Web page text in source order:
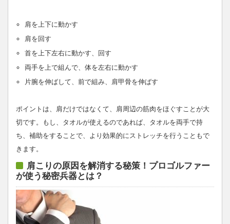
肩を上下に動かす
肩を回す
首を上下左右に動かす、回す
両手を上で組んで、体を左右に動かす
片腕を伸ばして、前で組み、肩甲骨を伸ばす
ポイントは、肩だけではなくて、肩周辺の筋肉をほぐすことが大
切です。もし、タオルが使えるのであれば、タオルを両手で持
ち、補助をすることで、より効果的にストレッチを行うこともで
きます。
肩こりの原因を解消する秘策！プロゴルファー
が使う秘密兵器とは？